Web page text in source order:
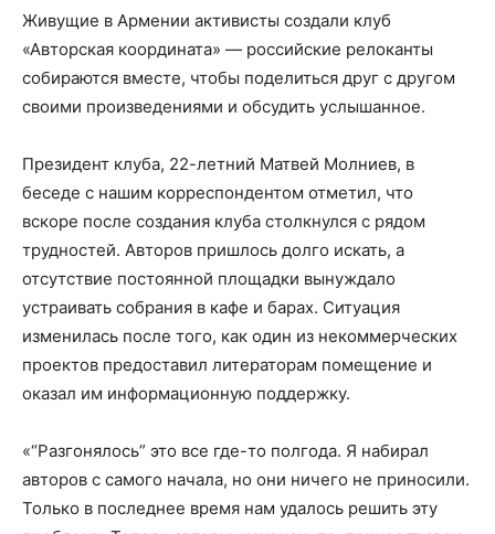
Живущие в Армении активисты создали клуб
«Авторская координата» — российские релоканты
собираются вместе, чтобы поделиться друг с другом
своими произведениями и обсудить услышанное.
Президент клуба, 22-летний Матвей Молниев, в
беседе с нашим корреспондентом отметил, что
вскоре после создания клуба столкнулся с рядом
трудностей. Авторов пришлось долго искать, а
отсутствие постоянной площадки вынуждало
устраивать собрания в кафе и барах. Ситуация
изменилась после того, как один из некоммерческих
проектов предоставил литераторам помещение и
оказал им информационную поддержку.
«“Разгонялось” это все где-то полгода. Я набирал
авторов с самого начала, но они ничего не приносили.
Только в последнее время нам удалось решить эту